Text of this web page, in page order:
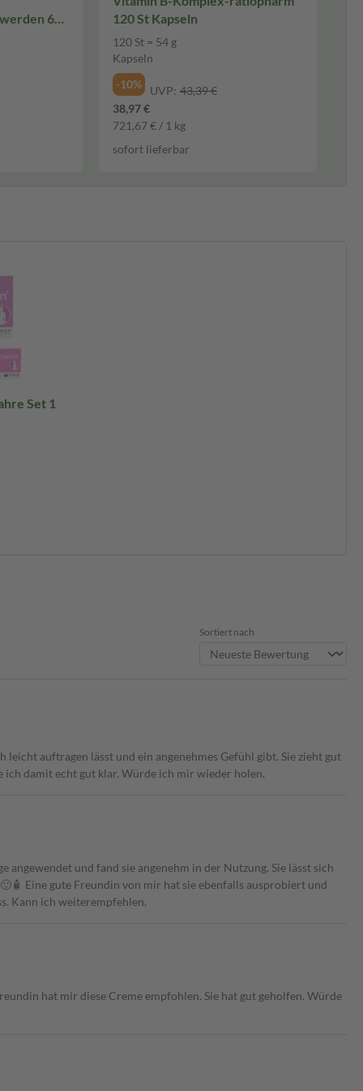
60
120 St Kapseln
120 St = 54 g
Kapseln
-10%
UVP: 43,39 €
38,97 €
721,67 € / 1 kg
sofort lieferbar
Set 1
Sortiert nach
auftragen lässt und ein angenehmes Gefühl gibt. Sie zieht gut
damit echt gut klar. Würde ich mir wieder holen.
und fand sie angenehm in der Nutzung. Sie lässt sich
Eine gute Freundin von mir hat sie ebenfalls ausprobiert und
Kann ich weiterempfehlen.
hat mir diese Creme empfohlen. Sie hat gut geholfen. Würde